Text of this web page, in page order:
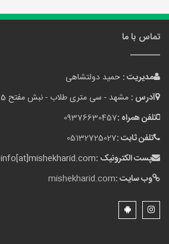
تماس با ما
مدیریت : حمید دولتشاهی
آدرس : مشهد - سی متری طلاب - نبش مفتح 5 - فروشگاه میشه خرید
تلفن همراه :09376630457
تلفن ثابت :05132725027
پست الکترونیک :info[at]mishekharid.com
وب سایت :mishekharid.com